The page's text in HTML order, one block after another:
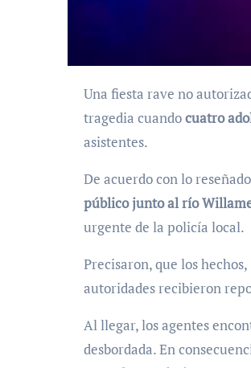
Una fiesta rave no autorizada en la Eastbank Esplanade de Portland, Oregón (EEUU), terminó en
tragedia cuandocuatro
asistentes.
De acuerdo con lo
público junto al río
urgente de la policía local.
Precisaron, que los hechos,
autoridades recibieron
Al llegar, los agentes
desbordada. En